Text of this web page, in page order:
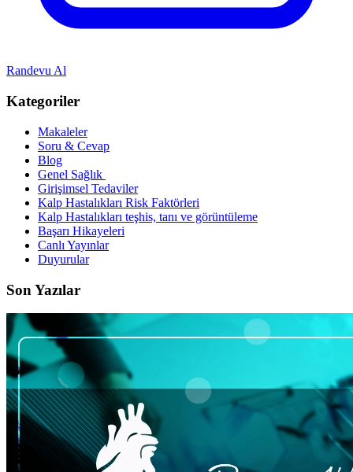
Randevu Al
Kategoriler
Makaleler
Soru & Cevap
Blog
Genel Sağlık
Girişimsel Tedaviler
Kalp Hastalıkları Risk Faktörleri
Kalp Hastalıkları teşhis, tanı ve görüntüleme
Başarı Hikayeleri
Canlı Yayınlar
Duyurular
Son Yazılar